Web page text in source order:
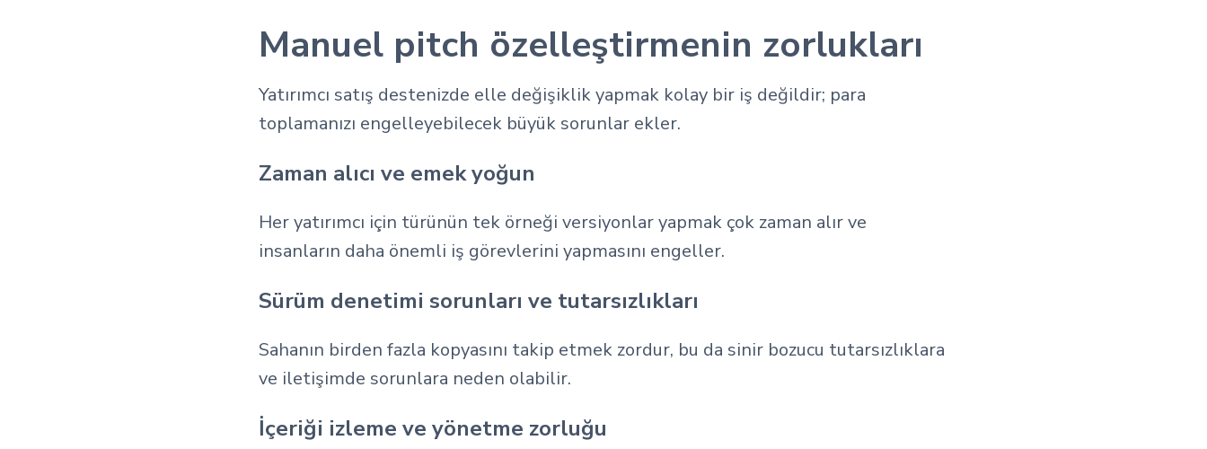
Manuel pitch özelleştirmenin zorlukları
Yatırımcı satış destenizde elle değişiklik yapmak kolay bir iş değildir; para
toplamanızı engelleyebilecek büyük sorunlar ekler.
Zaman alıcı ve emek yoğun
Her yatırımcı için türünün tek örneği versiyonlar yapmak çok zaman alır ve
insanların daha önemli iş görevlerini yapmasını engeller.
Sürüm denetimi sorunları ve tutarsızlıkları
Sahanın birden fazla kopyasını takip etmek zordur, bu da sinir bozucu tutarsızlıklara
ve iletişimde sorunlara neden olabilir.
İçeriği izleme ve yönetme zorluğu